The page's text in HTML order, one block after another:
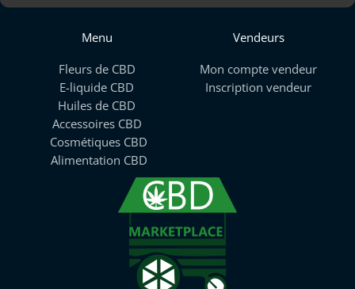
Menu
Fleurs de CBD
E-liquide CBD
Huiles de CBD
Accessoires CBD
Cosmétiques CBD
Alimentation CBD
Vendeurs
Mon compte vendeur
Inscription vendeur